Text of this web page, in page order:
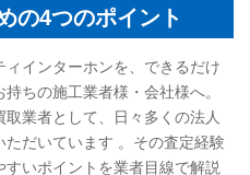
の4つのポイント
ィインターホンを、できるだけ
ちの施工業者様・会社様へ。
業者として、日々多くの法人
だいています 。その査定経験
いポイントを業者目線で解説